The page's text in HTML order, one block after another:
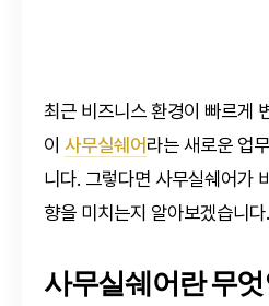
최근 비즈니스 환경이 빠르게
이 사무실쉐어라는 새로운 업
니다. 그렇다면 사무실쉐어가
향을 미치는지 알아보겠습니다.
사무실쉐어란 무